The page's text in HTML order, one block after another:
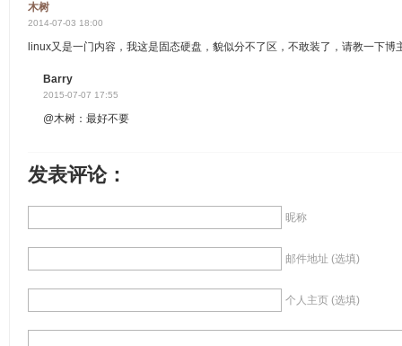
木树
2014-07-03 18:00
linux又是一门内容，我这是固态硬盘，貌似分不了区，不敢装了，请教一下
Barry
2015-07-07 17:55
@木树：最好不要
发表评论：
昵称
邮件地址 (选填)
个人主页 (选填)